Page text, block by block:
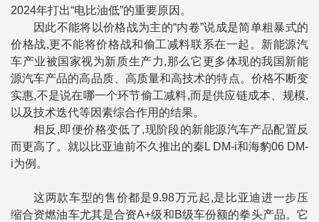
2024年打出“电比油低”的重要原因。
因此不能将以价格战为主的“内卷”说成是简单粗暴式的
价格战,更不能将价格战和偷工减料联系在一起。新能源汽
车产业被国家视为新质生产力,那么它更多体现的我国新能
源汽车产品的高品质、高质量和高技术的特点。价格不断变
实惠,不是说在哪一个环节偷工减料,而是供应链成本、规模,
以及技术迭代等因素综合作用的结果。
相反,即便价格变低了,现阶段的新能源汽车产品配置反
而更高了。就以比亚迪前不久推出的秦L DM-i和海豹06 DM-
i为例。
这两款车型的售价都是9.98万元起,是比亚迪进一步压
缩合资燃油车尤其是合资A+级和B级车份额的拳头产品。它